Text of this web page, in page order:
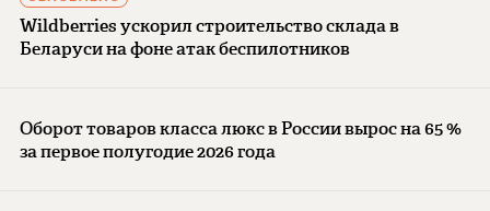
Wildberries ускорил строительство склада в
Беларуси на фоне атак беспилотников
Оборот товаров класса люкс в России вырос на 65 %
за первое полугодие 2026 года